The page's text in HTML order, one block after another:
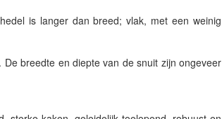
is langer dan breed; vlak, met een weinig
breedte en diepte van de snuit zijn ongeveer